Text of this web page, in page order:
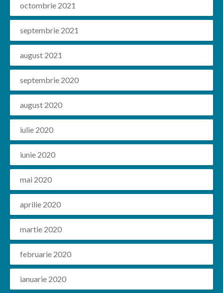
octombrie 2021
septembrie 2021
august 2021
septembrie 2020
august 2020
iulie 2020
iunie 2020
mai 2020
aprilie 2020
martie 2020
februarie 2020
ianuarie 2020